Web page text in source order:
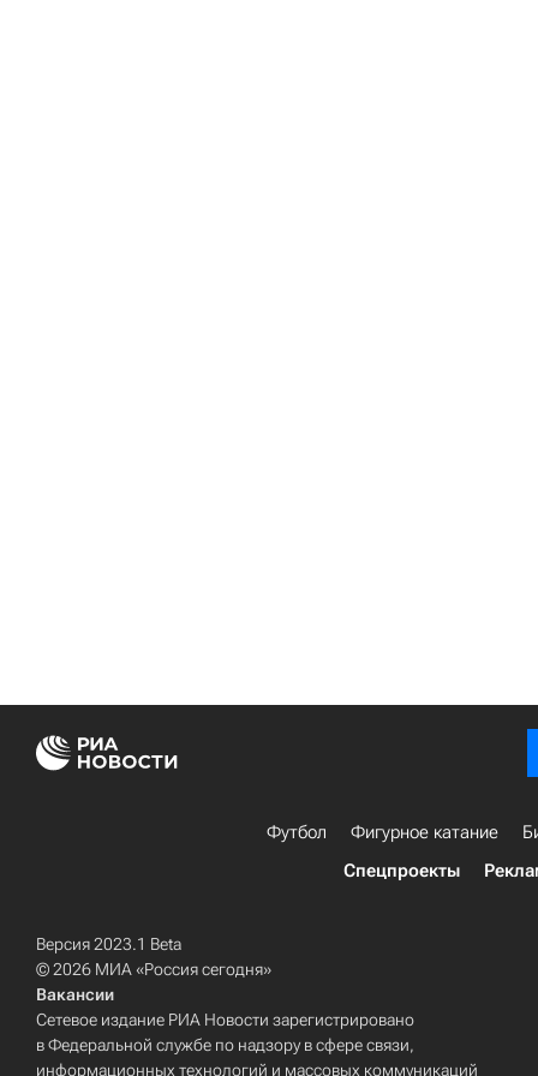
Футбол Фигурное катание
Спецпроекты
Версия 2023.1 Beta
© 2026 МИА «Россия сегодня»
Вакансии
Сетевое издание РИА Новости зарегистрировано
в Федеральной службе по надзору в сфере связи,
информационных технологий и массовых коммуникаций